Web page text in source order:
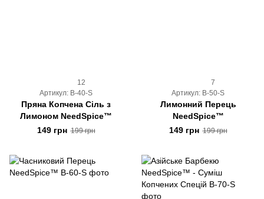
12
Артикул: B-40-S
Пряна Копчена Сіль з
Лимоном NeedSpice™
149 грн 199 грн
7
Артикул: B-50-S
Лимонний Перець
NeedSpice™
149 грн 199 грн